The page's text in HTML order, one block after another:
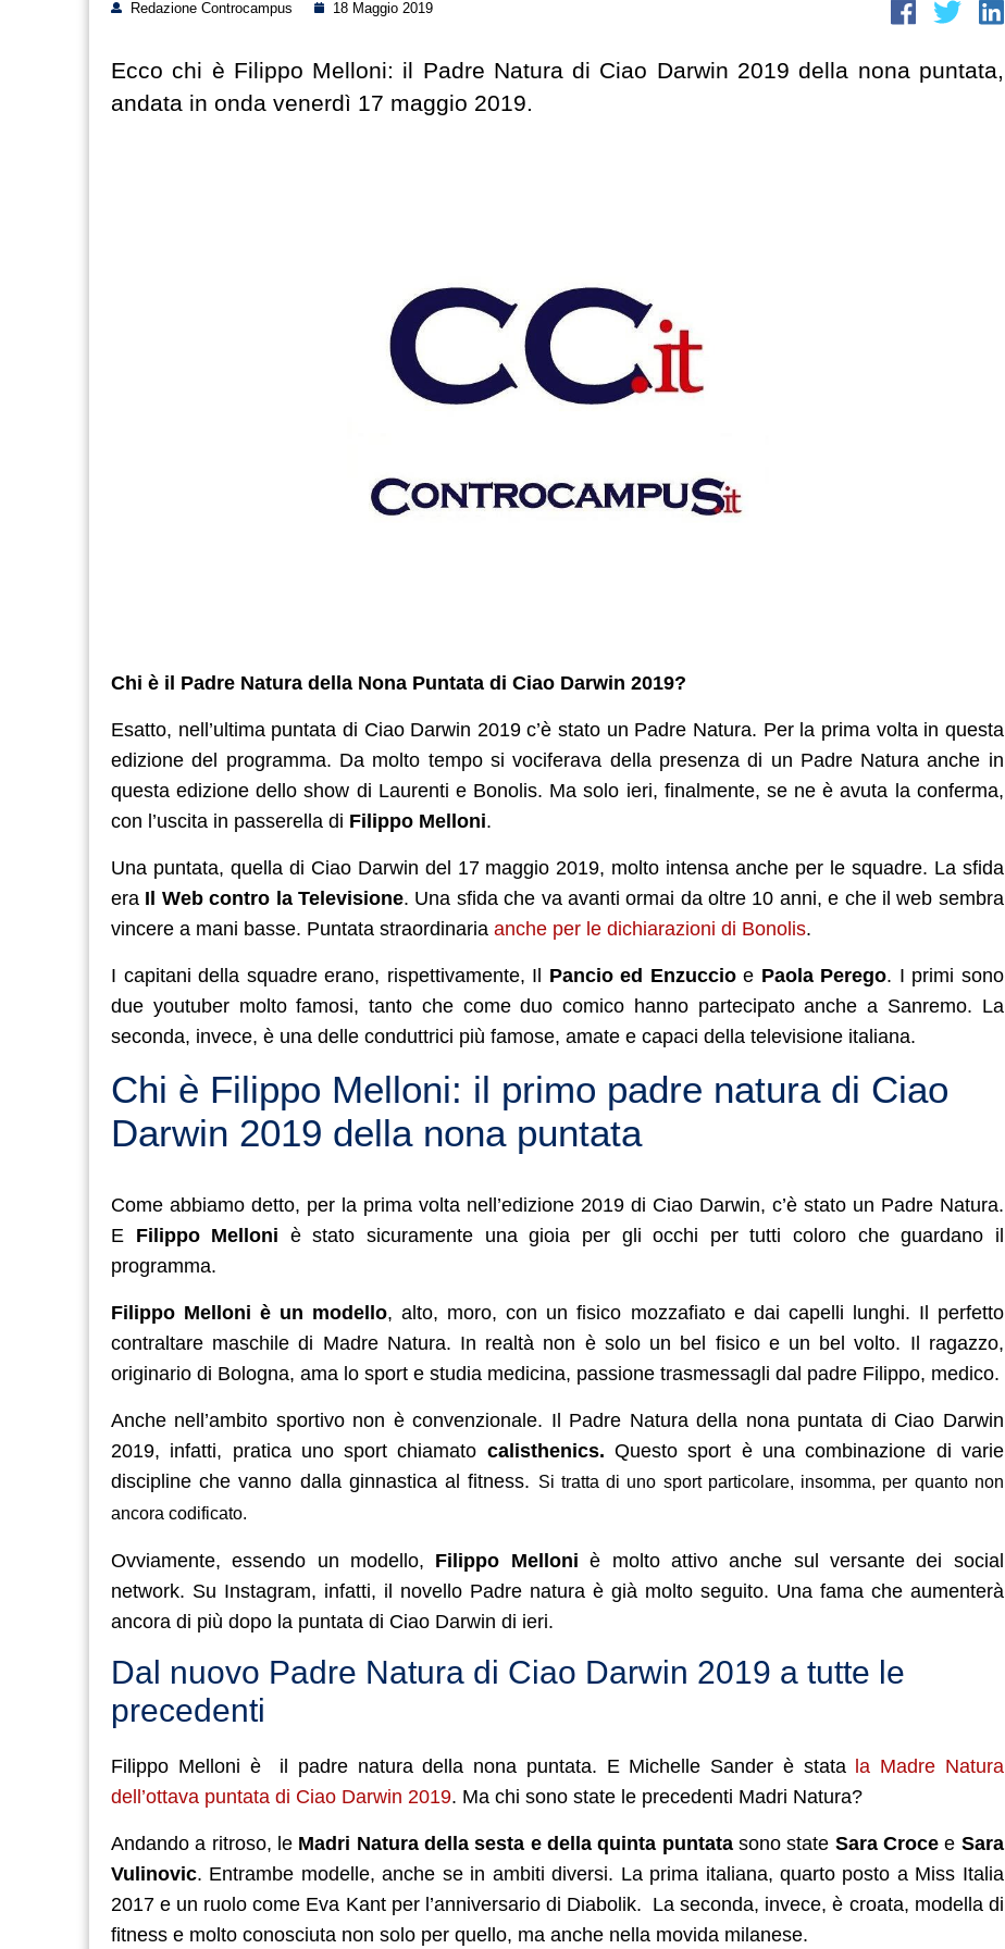
Redazione Controcampus 18 Maggio 2019
Ecco chi è Filippo Melloni: il Padre Natura di Ciao Darwin 2019 della nona puntata,
andata in onda venerdì 17 maggio 2019.
Chi è il Padre Natura della Nona Puntata di Ciao Darwin 2019?
Esatto, nell’ultima puntata di Ciao Darwin 2019 c’è stato un Padre Natura. Per la prima volta in questa
edizione del programma. Da molto tempo si vociferava della presenza di un Padre Natura anche in
questa edizione dello show di Laurenti e Bonolis. Ma solo ieri, finalmente, se ne è avuta la conferma,
con l’uscita in passerella di Filippo Melloni.
Una puntata, quella di Ciao Darwin del 17 maggio 2019, molto intensa anche per le squadre. La sfida
era Il Web contro la Televisione. Una sfida che va avanti ormai da oltre 10 anni, e che il web sembra
vincere a mani basse. Puntata straordinaria anche per le dichiarazioni di Bonolis.
I capitani della squadre erano, rispettivamente, Il Pancio ed Enzuccioe Paola Perego. I primi sono
due youtuber molto famosi, tanto che come duo comico hanno partecipato anche a Sanremo. La
seconda, invece, è una delle conduttrici più famose, amate e capaci della televisione italiana.
Chi è Filippo Melloni: il primo padre natura di Ciao
Darwin 2019 della nona puntata
Come abbiamo detto, per la prima volta nell’edizione 2019 di Ciao Darwin, c’è stato un Padre Natura.
E Filippo Melloni è stato sicuramente una gioia per gli occhi per tutti coloro che guardano il
programma.
Filippo Melloni è un modello, alto, moro, con un fisico mozzafiato e dai capelli lunghi. Il perfetto
contraltare maschile di Madre Natura. In realtà non è solo un bel fisico e un bel volto. Il ragazzo,
originario di Bologna, ama lo sport e studia medicina, passione trasmessagli dal padre Filippo, medico.
Anche nell’ambito sportivo non è convenzionale. Il Padre Natura della nona puntata di Ciao Darwin
2019, infatti, pratica uno sport chiamato calisthenics. Questo sport è una combinazione di varie
discipline che vanno dalla ginnastica al fitness. Si tratta di uno sport particolare, insomma, per quanto non
ancora codificato.
Ovviamente, essendo un modello, Filippo Melloni è molto attivo anche sul versante dei social
network. Su Instagram, infatti, il novello Padre natura è già molto seguito. Una fama che aumenterà
ancora di più dopo la puntata di Ciao Darwin di ieri.
Dal nuovo Padre Natura di Ciao Darwin 2019 a tutte le
precedenti
Filippo Melloni è il padre natura della nona puntata. E Michelle Sander è stata la Madre Natura
dell’ottava puntata di Ciao Darwin 2019. Ma chi sono state le precedenti Madri Natura?
Andando a ritroso, le Madri Natura della sesta e della quinta puntatasono state Sara Croce e Sara
Vulinovic. Entrambe modelle, anche se in ambiti diversi. La prima italiana, quarto posto a Miss Italia
2017 e un ruolo come Eva Kant per l’anniversario di Diabolik. La seconda, invece, è croata, modella di
fitness e molto conosciuta non solo per quello, ma anche nella movida milanese.